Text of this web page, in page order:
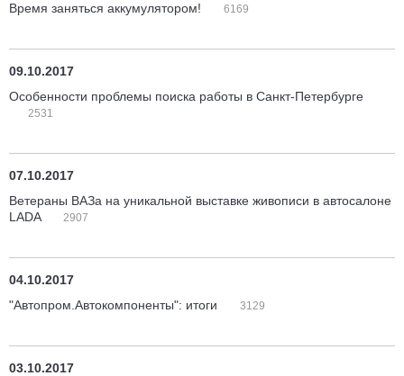
Время заняться аккумулятором! 6169
09.10.2017
Особенности проблемы поиска работы в Санкт-Петербурге
2531
07.10.2017
Ветераны ВАЗа на уникальной выставке живописи в автосалоне
LADA
2907
04.10.2017
"Автопром.Автокомпоненты": итоги
3129
03.10.2017